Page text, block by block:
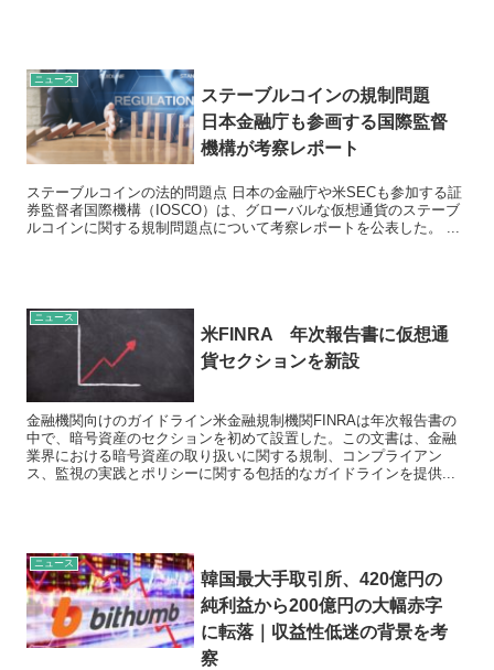
ニュース
ステーブルコインの規制問題
日本金融庁も参画する国際監督
機構が考察レポート
ステーブルコインの法的問題点 日本の金融庁や米SECも参加する証
券監督者国際機構（IOSCO）は、グローバルな仮想通貨のステーブ
ルコインに関する規制問題点について考察レポートを公表した。 ...
ニュース
米FINRA 年次報告書に仮想通
貨セクションを新設
金融機関向けのガイドライン米金融規制機関FINRAは年次報告書の
中で、暗号資産のセクションを初めて設置した。この文書は、金融
業界における暗号資産の取り扱いに関する規制、コンプライアン
ス、監視の実践とポリシーに関する包括的なガイドラインを提供...
ニュース
韓国最大手取引所、420億円の
純利益から200億円の大幅赤字
に転落｜収益性低迷の背景を考
察